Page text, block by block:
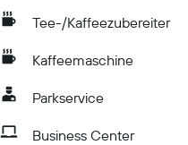
Tee-/Kaffeezubereiter
Kaffeemaschine
Parkservice
Business Center